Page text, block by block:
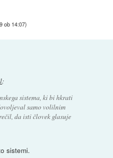
ob 14:07)
:
sistema, ki bi hkrati
samo volilnim
da isti človek glasuje
sistemi.